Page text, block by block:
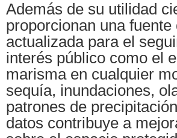
Además de su utilidad
proporcionan una
actualizada para el
interés público como el
marisma en cualquier
sequía, inundaciones,
patrones de
datos contribuye a